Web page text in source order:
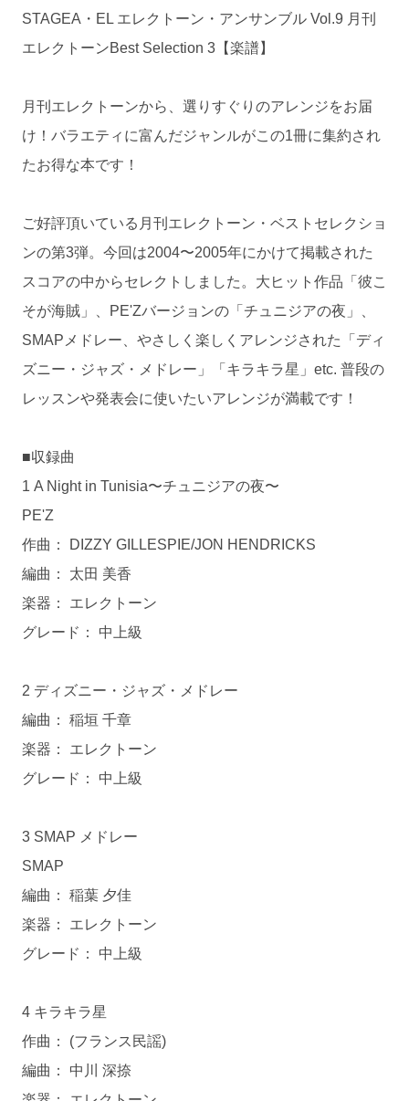
STAGEA・EL エレクトーン・アンサンブル Vol.9 月刊
エレクトーンBest Selection 3【楽譜】
月刊エレクトーンから、選りすぐりのアレンジをお届
け！バラエティに富んだジャンルがこの1冊に集約され
たお得な本です！
ご好評頂いている月刊エレクトーン・ベストセレクショ
ンの第3弾。今回は2004〜2005年にかけて掲載された
スコアの中からセレクトしました。大ヒット作品「彼こ
そが海賊」、PE'Zバージョンの「チュニジアの夜」、
SMAPメドレー、やさしく楽しくアレンジされた「ディ
ズニー・ジャズ・メドレー」「キラキラ星」etc. 普段の
レッスンや発表会に使いたいアレンジが満載です！
■収録曲
1 A Night in Tunisia〜チュニジアの夜〜
PE'Z
作曲： DIZZY GILLESPIE/JON HENDRICKS
編曲： 太田 美香
楽器： エレクトーン
グレード： 中上級
2 ディズニー・ジャズ・メドレー
編曲： 稲垣 千章
楽器： エレクトーン
グレード： 中上級
3 SMAP メドレー
SMAP
編曲： 稲葉 夕佳
楽器： エレクトーン
グレード： 中上級
4 キラキラ星
作曲： (フランス民謡)
編曲： 中川 深捺